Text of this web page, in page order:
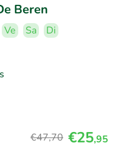
Beren
Ve Sa
Di
€47,70 €25,95